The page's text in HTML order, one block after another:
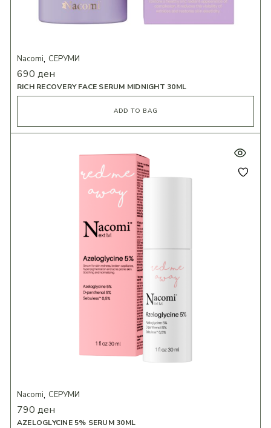
RICH RECOVERY FACE SERUM MIDNIGHT 30ML
Nacomi СЕРУМИ
690 ден
ADD TO BAG
AZELOGLYCINE 5% SERUM 30ML
Nacomi СЕРУМИ
790 ден